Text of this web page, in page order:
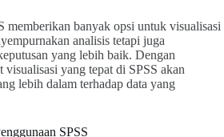
memberikan banyak opsi untuk visualisasi
analisis tetapi juga
yang lebih baik. Dengan
visualisasi yang tepat di SPSS akan
lebih dalam terhadap data yang
SPSS